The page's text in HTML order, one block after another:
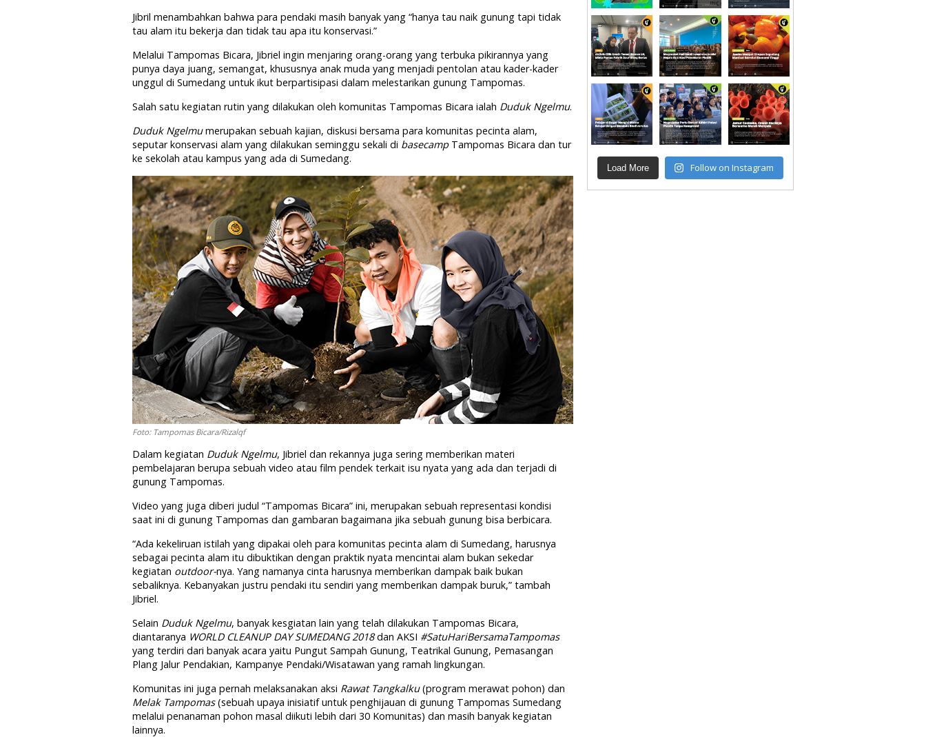
Jibril menambahkan bahwa para pendaki masih banyak yang “hanya tau naik gunung tapi tidak
tau alam itu bekerja dan tidak tau apa itu konservasi.”
Melalui Tampomas Bicara, Jibriel ingin menjaring orang-orang yang terbuka pikirannya yang
punya daya juang, semangat, khususnya anak muda yang menjadi pentolan atau kader-kader
unggul di Sumedang untuk ikut berpartisipasi dalam melestarikan gunung Tampomas.
Salah satu kegiatan rutin yang dilakukan oleh komunitas Tampomas Bicara ialah Duduk Ngelmu.
Duduk Ngelmumerupakan sebuah kajian, diskusi bersama para komunitas pecinta alam,
seputar konservasi alam yang dilakukan seminggu sekali di basecampTampomas Bicara dan tur
ke sekolah atau kampus yang ada di Sumedang.
Foto: Tampomas Bicara/Rizalqf
Dalam kegiatan Duduk Ngelmu, Jibriel dan rekannya juga sering memberikan materi
pembelajaran berupa sebuah video atau film pendek terkait isu nyata yang ada dan terjadi di
gunung Tampomas.
Video yang juga diberi judul “Tampomas Bicara” ini, merupakan sebuah representasi kondisi
saat ini di gunung Tampomas dan gambaran bagaimana jika sebuah gunung bisa berbicara.
“Ada kekeliruan istilah yang dipakai oleh para komunitas pecinta alam di Sumedang, harusnya
sebagai pecinta alam itu dibuktikan dengan praktik nyata mencintai alam bukan sekedar
kegiatan outdoor-nya. Yang namanya cinta harusnya memberikan dampak baik bukan
sebaliknya. Kebanyakan justru pendaki itu sendiri yang memberikan dampak buruk,” tambah
Jibriel.
Selain Duduk Ngelmu, banyak kesgiatan lain yang telah dilakukan Tampomas Bicara,
diantaranya WORLD CLEANUP DAY SUMEDANG 2018dan AKSI #SatuHariBersamaTampomas
yang terdiri dari banyak acara yaitu Pungut Sampah Gunung, Teatrikal Gunung, Pemasangan
Plang Jalur Pendakian, Kampanye Pendaki/Wisatawan yang ramah lingkungan.
Komunitas ini juga pernah melaksanakan aksi Rawat Tangkalku(program merawat pohon) dan
Melak Tampomas(sebuah upaya inisiatif untuk penghijauan di gunung Tampomas Sumedang
melalui penanaman pohon masal diikuti lebih dari 30 Komunitas) dan masih banyak kegiatan
lainnya.
Load More Follow on Instagram